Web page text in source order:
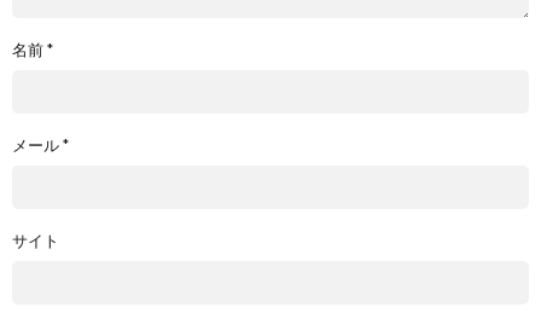
名前*
メール*
サイト